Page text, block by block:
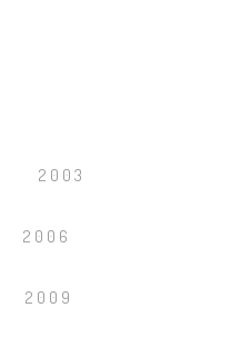
2003
2006
2009